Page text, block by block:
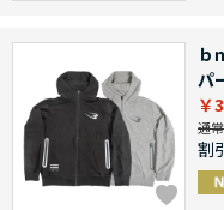
ｂ
パ
￥
通
割